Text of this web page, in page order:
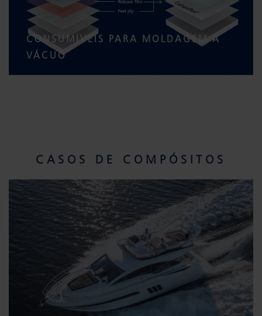
CONSUMÍVEIS PARA MOLDAGEM A
VÁCUO
CASOS DE COMPÓSITOS